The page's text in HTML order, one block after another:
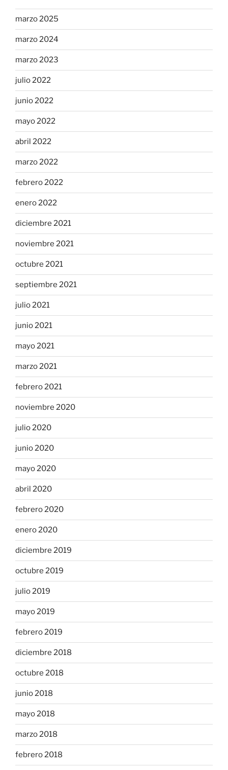
marzo 2025
marzo 2024
marzo 2023
julio 2022
junio 2022
mayo 2022
abril 2022
marzo 2022
febrero 2022
enero 2022
diciembre 2021
noviembre 2021
octubre 2021
septiembre 2021
julio 2021
junio 2021
mayo 2021
marzo 2021
febrero 2021
noviembre 2020
julio 2020
junio 2020
mayo 2020
abril 2020
febrero 2020
enero 2020
diciembre 2019
octubre 2019
julio 2019
mayo 2019
febrero 2019
diciembre 2018
octubre 2018
junio 2018
mayo 2018
marzo 2018
febrero 2018